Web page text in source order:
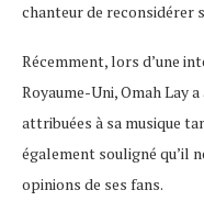
chanteur de reconsidérer
Récemment, lors d’une
Royaume-Uni, Omah Lay
attribuées à sa musique
également souligné qu’il
opinions de ses fans.